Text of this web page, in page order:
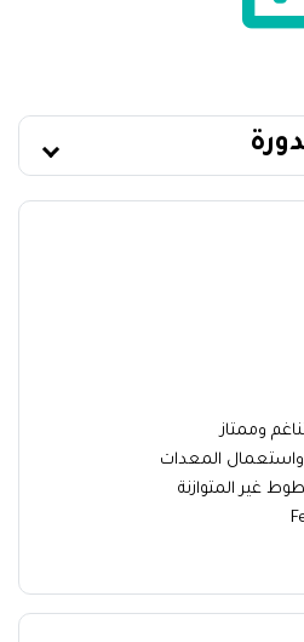
وممتاز
المعدات
غير المتوازنة